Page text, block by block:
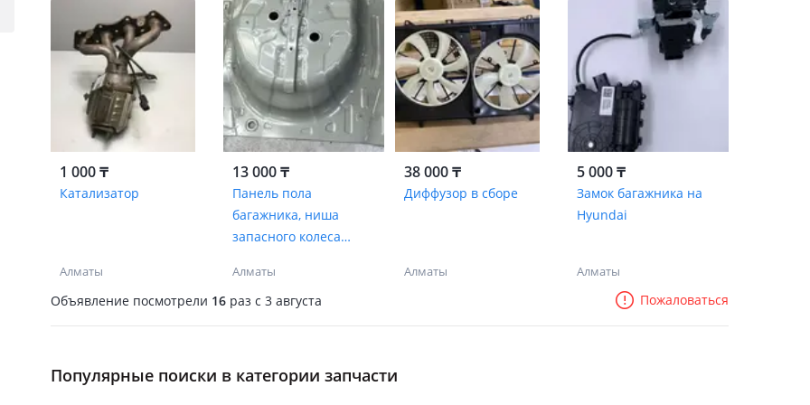
1 000 ₸
Катализатор
Алматы
13 000 ₸
Панель пола
багажника, ниша
запасного колеса
Алматы
38 000 ₸
Диффузор в сборе
Алматы
5 000 ₸
Замок багажника на
Hyundai
Алматы
Объявление посмотрели 16 раз c 3 августа Пожаловаться
Популярные поиски в категории запчасти